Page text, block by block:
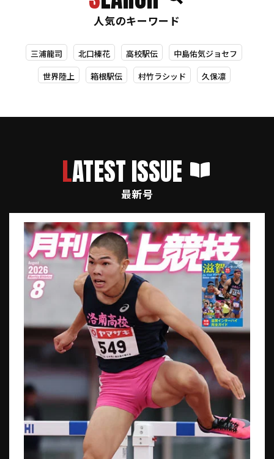
人気のキーワード
三浦龍司 北口榛花 高校駅伝 中島佑気ジョセフ
世界陸上 箱根駅伝 村竹ラシッド 久保凛
LATEST ISSUE
最新号